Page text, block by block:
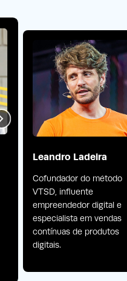
Leandro Ladeira
Cofundador do método
VTSD, influente
empreendedor digital e
especialista em vendas
contínuas de produtos
digitais.